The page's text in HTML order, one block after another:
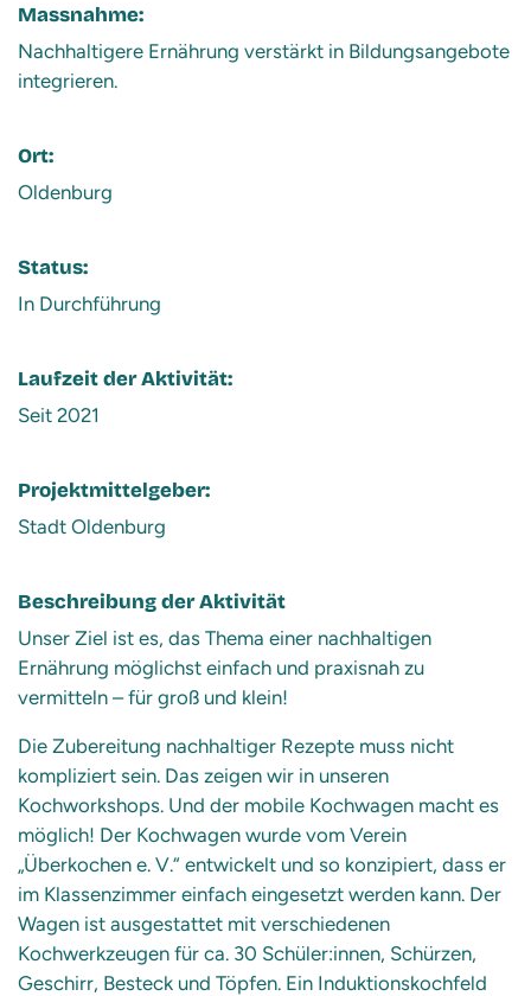
Massnahme:
Nachhaltigere Ernährung verstärkt in Bildungsangebote
integrieren.
Ort:
Oldenburg
Status:
In Durchführung
Laufzeit der Aktivität:
Seit 2021
Projektmittelgeber:
Stadt Oldenburg
Beschreibung der Aktivität
Unser Ziel ist es, das Thema einer nachhaltigen
Ernährung möglichst einfach und praxisnah zu
vermitteln – für groß und klein!
Die Zubereitung nachhaltiger Rezepte muss nicht
kompliziert sein. Das zeigen wir in unseren
Kochworkshops. Und der mobile Kochwagen macht es
möglich! Der Kochwagen wurde vom Verein
„Überkochen e. V.“ entwickelt und so konzipiert, dass er
im Klassenzimmer einfach eingesetzt werden kann. Der
Wagen ist ausgestattet mit verschiedenen
Kochwerkzeugen für ca. 30 Schüler:innen, Schürzen,
Geschirr, Besteck und Töpfen. Ein Induktionskochfeld